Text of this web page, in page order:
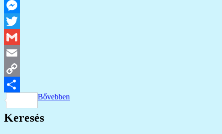
Facebook
Messenger
Twitter
Gmail
Email
Copy
Link
Ossza
meg
Bővebben
Keresés